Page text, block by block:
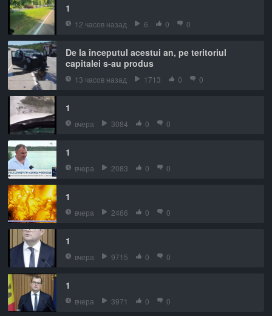
1
12 часов назад 6 0 0
De la începutul acestui an, pe teritoriul
capitalei s-au produs
13 часов назад 1713 0 0
1
вчера 3084 0 0
1
вчера 2083 0 0
1
вчера 2466 0 0
1
вчера 9715 0 0
1
вчера 3971 0 0